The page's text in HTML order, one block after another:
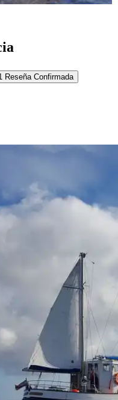
Reseña Confirmada